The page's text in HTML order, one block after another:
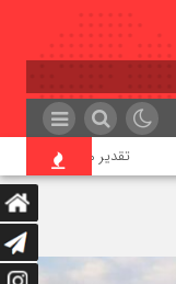
تقدیر معاون اول